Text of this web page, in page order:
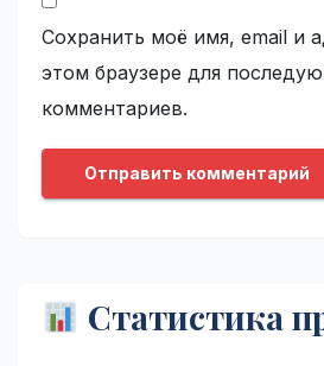
Сохранить моё имя, email и
этом браузере для
комментариев.
Статистика